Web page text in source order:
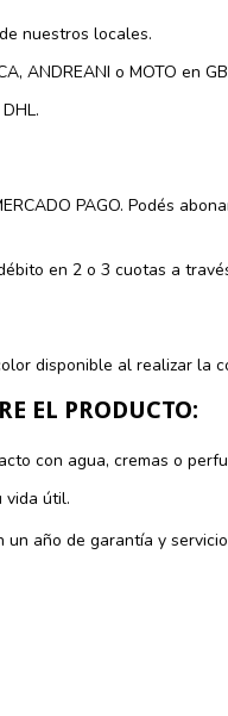
nuestros locales.
ANDREANI o MOTO en
PAGO. Podés
en 2 o 3 cuotas a
disponible al realizar la
EL PRODUCTO:
con agua, cremas o
vida útil.
año de garantía y